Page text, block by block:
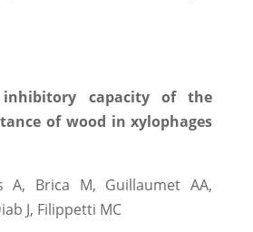
capacity of the
of wood in xylophages
A, Brica M, Guillaumet AA,
J, Filippetti MC